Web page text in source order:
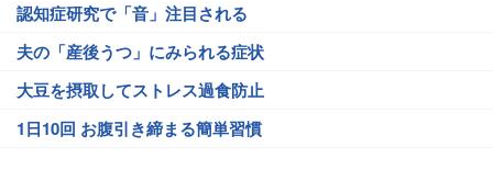
認知症研究で「音」注目される
夫の「産後うつ」にみられる症状
大豆を摂取してストレス過食防止
1日10回 お腹引き締まる簡単習慣